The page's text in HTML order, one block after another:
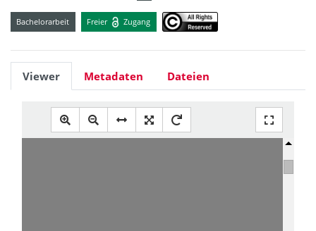
Bachelorarbeit Freier Zugang
Viewer Metadaten Dateien